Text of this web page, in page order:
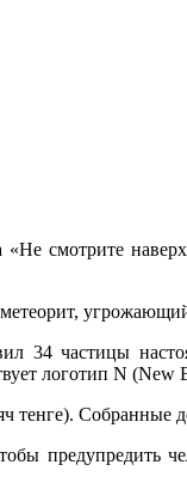
смотрите
34 частицы
логотип N (New
тенге).
предупредить